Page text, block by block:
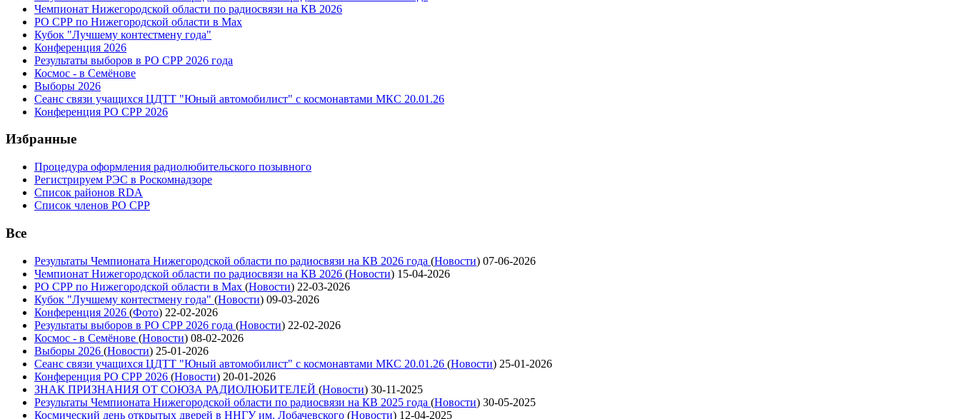
Чемпионат Нижегородской области по радиосвязи на КВ 2026
РО СРР по Нижегородской области в Max
Кубок "Лучшему контестмену года"
Конференция 2026
Результаты выборов в РО СРР 2026 года
Космос - в Семёнове
Выборы 2026
Сеанс связи учащихся ЦДТТ "Юный автомобилист" с космонавтами МКС 20.01.26
Конференция РО СРР 2026
Избранные
Процедура оформления радиолюбительского позывного
Регистрируем РЭС в Роскомнадзоре
Список районов RDA
Список членов РО СРР
Все
Результаты Чемпионата Нижегородской области по радиосвязи на КВ 2026 года (Новости) 07-06-2026
Чемпионат Нижегородской области по радиосвязи на КВ 2026 (Новости) 15-04-2026
РО СРР по Нижегородской области в Max (Новости) 22-03-2026
Кубок "Лучшему контестмену года" (Новости) 09-03-2026
Конференция 2026 (Фото) 22-02-2026
Результаты выборов в РО СРР 2026 года (Новости) 22-02-2026
Космос - в Семёнове (Новости) 08-02-2026
Выборы 2026 (Новости) 25-01-2026
Сеанс связи учащихся ЦДТТ "Юный автомобилист" с космонавтами МКС 20.01.26 (Новости) 25-01-2026
Конференция РО СРР 2026 (Новости) 20-01-2026
ЗНАК ПРИЗНАНИЯ ОТ СОЮЗА РАДИОЛЮБИТЕЛЕЙ (Новости) 30-11-2025
Результаты Чемпионата Нижегородской области по радиосвязи на КВ 2025 года (Новости) 30-05-2025
Космический день открытых дверей в ННГУ им. Лобачевского (Новости) 12-04-2025